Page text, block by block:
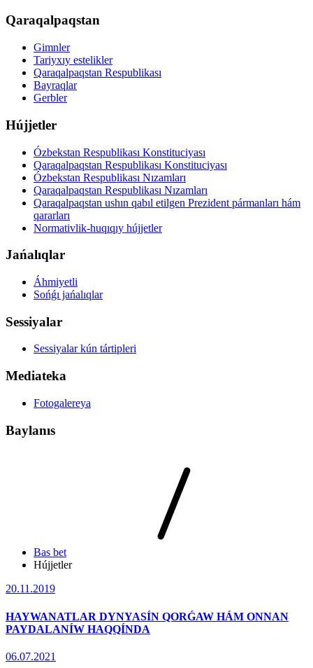
Qaraqalpaqstan
Gimnler
Tariyxıy estelikler
Qaraqalpaqstan Respublikası
Bayraqlar
Gerbler
Hújjetler
Ózbekstan Respublikası Konstituciyası
Qaraqalpaqstan Respublikası Konstituciyası
Ózbekstan Respublikası Nızamları
Qaraqalpaqstan Respublikası Nızamları
Qaraqalpaqstan ushın qabıl etilgen Prezident pármanları hám
qararları
Normativlik-huqıqıy hújjetler
Jańalıqlar
Áhmiyetli
Sońǵı jańalıqlar
Sessiyalar
Sessiyalar kún tártipleri
Mediateka
Fotogalereya
Baylanıs
Bas bet
Hújjetler
20.11.2019
HAYWANATLAR DYNYASÍN QORǴAW HÁM ONNAN
PAYDALANÍW HAQQÍNDA
06.07.2021